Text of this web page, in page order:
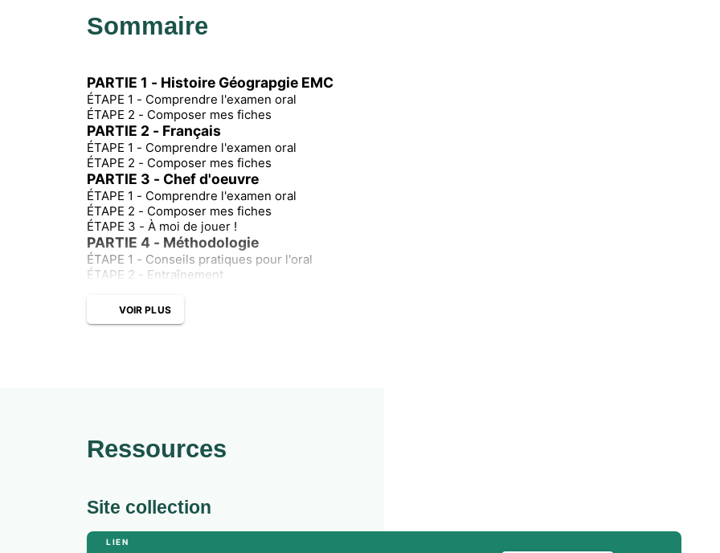
Sommaire
PARTIE 1 - Histoire Géograpgie EMC
ÉTAPE 1 - Comprendre l'examen oral
ÉTAPE 2 - Composer mes fiches
PARTIE 2 - Français
ÉTAPE 1 - Comprendre l'examen oral
ÉTAPE 2 - Composer mes fiches
PARTIE 3 - Chef d'oeuvre
ÉTAPE 1 - Comprendre l'examen oral
ÉTAPE 2 - Composer mes fiches
ÉTAPE 3 - À moi de jouer !
PARTIE 4 - Méthodologie
ÉTAPE 1 - Conseils pratiques pour l'oral
ÉTAPE 2 - Entraînement
VOIR PLUS
Ressources
Site collection
LIEN